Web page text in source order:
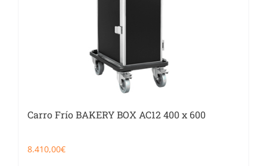
Carro Frío BAKERY BOX AC12 400 x 600
8.410,00€